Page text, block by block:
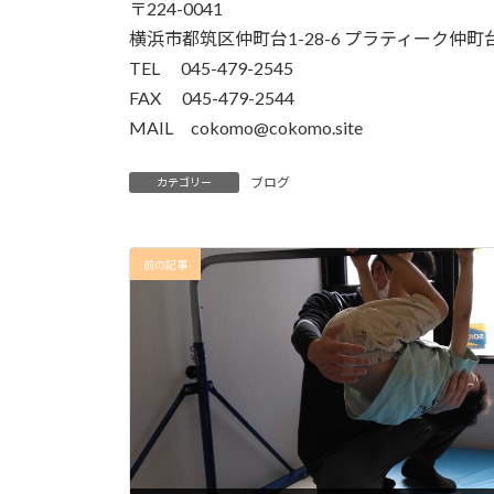
〒224-0041
横浜市都筑区仲町台1-28-6 プラティーク仲町
TEL 045-479-2545
FAX 045-479-2544
MAIL cokomo@cokomo.site
カテゴリー ブログ
前の記事